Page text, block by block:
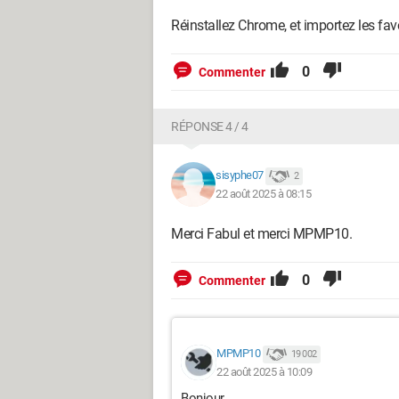
Réinstallez Chrome, et importez les
Commenter 0
RÉPONSE 4 / 4
sisyphe07 2
22 août 2025 à 08:15
Merci Fabul et merci MPMP10.
Commenter 0
MPMP10 19 002
22 août 2025 à 10:09